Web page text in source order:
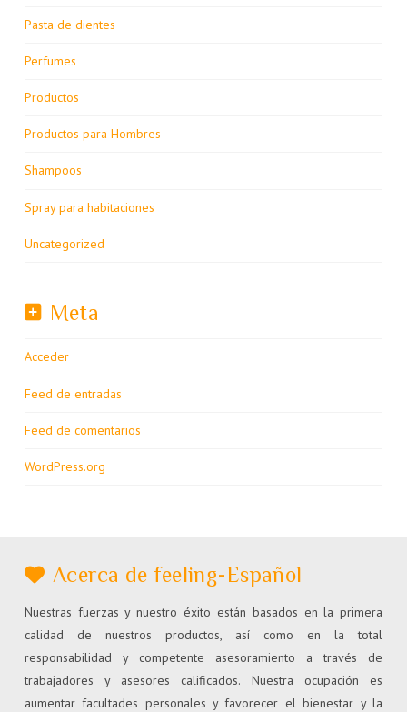
Pasta de dientes
Perfumes
Productos
Productos para Hombres
Shampoos
Spray para habitaciones
Uncategorized
Meta
Acceder
Feed de entradas
Feed de comentarios
WordPress.org
Acerca de feeling-Español
Nuestras fuerzas y nuestro éxito están basados en la primera
calidad de nuestros productos, así como en la total
responsabilidad y competente asesoramiento a través de
trabajadores y asesores calificados. Nuestra ocupación es
aumentar facultades personales y favorecer el bienestar y la